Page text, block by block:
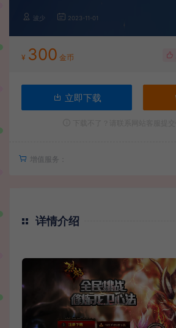
波少 2023-11-01
¥ 300 金币
立即下载
增值服务：
详情介绍